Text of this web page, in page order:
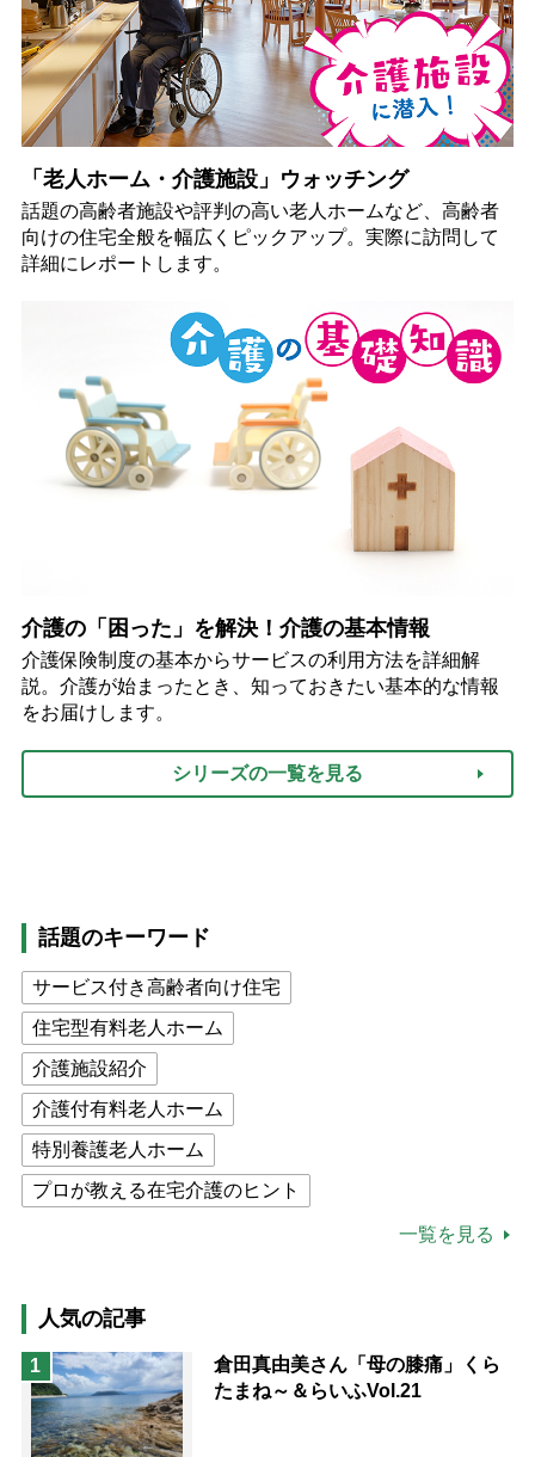
「老人ホーム・介護施設」ウォッチング
話題の高齢者施設や評判の高い老人ホームなど、高齢者
向けの住宅全般を幅広くピックアップ。実際に訪問して
詳細にレポートします。
介護の「困った」を解決！介護の基本情報
介護保険制度の基本からサービスの利用方法を詳細解
説。介護が始まったとき、知っておきたい基本的な情報
をお届けします。
シリーズの一覧を見る
話題のキーワード
サービス付き高齢者向け住宅
住宅型有料老人ホーム
介護施設紹介
介護付有料老人ホーム
特別養護老人ホーム
プロが教える在宅介護のヒント
猫が母になつきません
息子の遠距離介護サバイバル術
兄がボケました
便利なサービス
予防法
一覧を見る
人気の記事
1
倉田真由美さん「母の膝痛」くら
たまね～＆らいふVol.21